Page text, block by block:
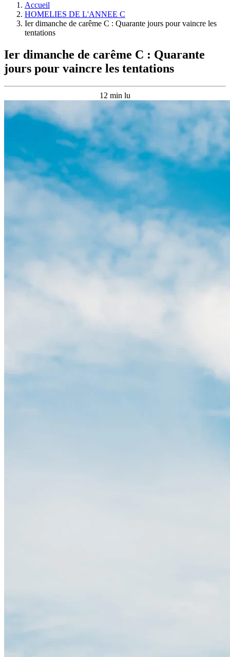
Accueil
HOMELIES DE L'ANNEE C
Ier dimanche de carême C : Quarante jours pour vaincre les
tentations
Ier dimanche de carême C : Quarante
jours pour vaincre les tentations
12 min lu